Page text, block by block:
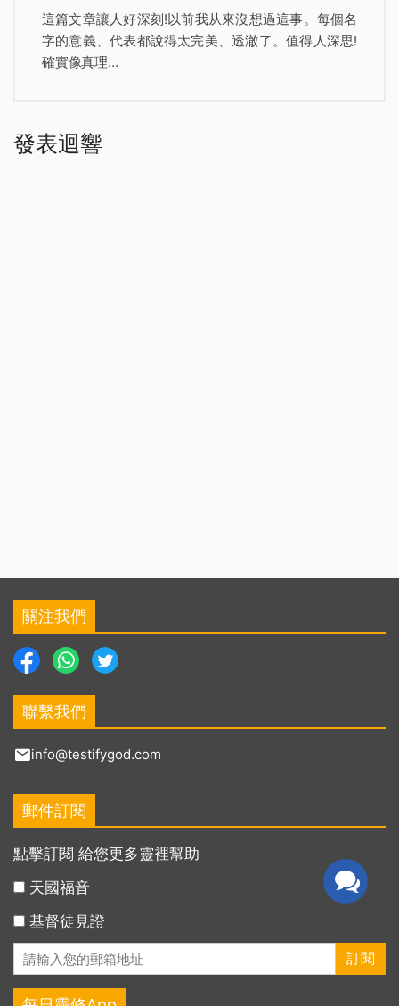
這篇文章讓人好深刻!以前我从來沒想過這事。每個名
字的意義、代表都說得太完美、透澈了。值得人深思!
確實像真理…
發表迴響
關注我們
聯繫我們
info@testifygod.com
郵件訂閱
點擊訂閱 給您更多靈裡幫助
天國福音
基督徒見證